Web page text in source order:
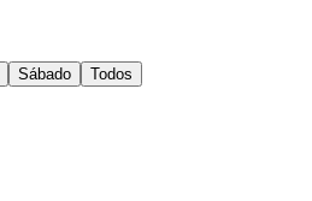
Sábado Todos